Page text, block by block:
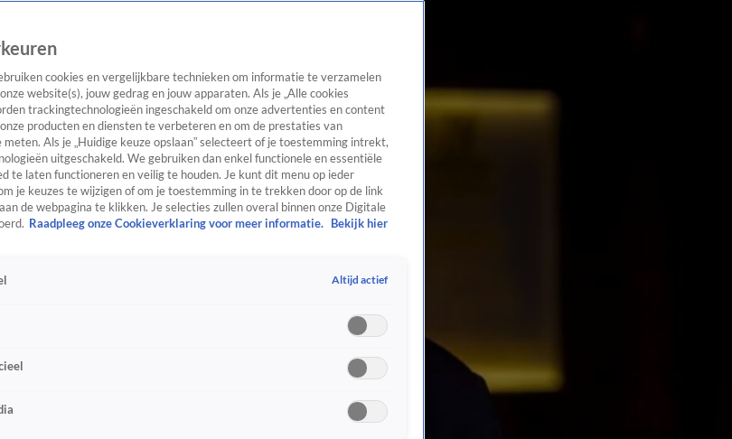
cookies en vergelijkbare technieken om informatie te verzamelen
website(s), jouw gedrag en jouw apparaten. Als je „Alle cookies
trackingtechnologieën ingeschakeld om onze advertenties en content
producten en diensten te verbeteren en om de prestaties van
Als je „Huidige keuze opslaan” selecteert of je toestemming intrekt,
uitgeschakeld. We gebruiken dan enkel functionele en essentiële
te laten functioneren en veilig te houden. Je kunt dit menu op ieder
je keuzes te wijzigen of om je toestemming in te trekken door op de link
de webpagina te klikken. Je selecties zullen overal binnen onze Digitale
Raadpleeg onze Cookieverklaring voor meer informatie.
Bekijk hier
Altijd actief